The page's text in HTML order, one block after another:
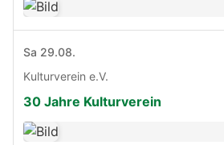
Sa 29.08.
Kulturverein e.V.
30 Jahre Kulturverein